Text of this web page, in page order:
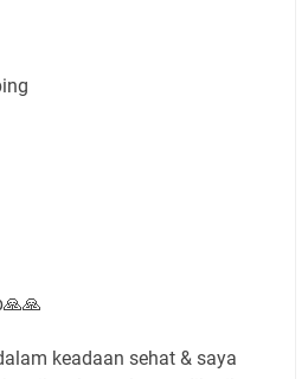
keadaan sehat & saya